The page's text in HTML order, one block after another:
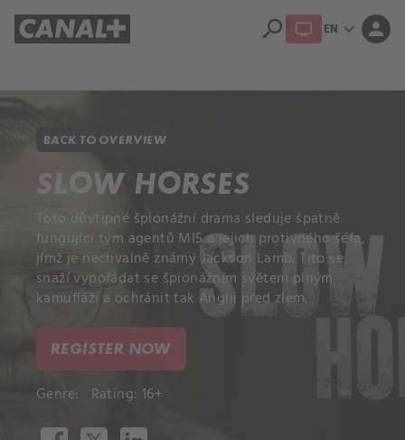
search EN expand_more person
BACK TO OVERVIEW
SLOW HORSES
Toto důvtipné špionážní drama sleduje špatně
fungující tým agentů MI5 a jejich protivného šéfa,
jímž je nechvalně známý Jackson Lamb. Tito se
snaží vypořádat se špionážním světem plným
kamufláží a ochránit tak Anglii před zlem.
REGISTER NOW
Genre: Rating: 16+